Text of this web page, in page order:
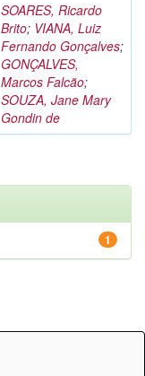
SOARES, Ricardo
Brito; VIANA, Luiz
Fernando Gonçalves;
GONÇALVES,
Marcos Falcão;
SOUZA, Jane Mary
Gondin de
1